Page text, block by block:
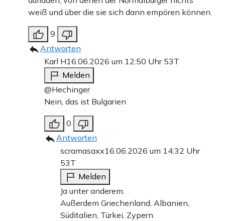
weiß und über die sie sich dann empören können.
9
Antworten
Karl H16.06.2026 um 12:50 Uhr 53T
Melden
@Hechinger
Nein, das ist Bulgarien
0
Antworten
scramasaxx16.06.2026 um 14:32 Uhr
53T
Melden
Ja unter anderem.
Außerdem Griechenland, Albanien,
Süditalien, Türkei, Zypern.